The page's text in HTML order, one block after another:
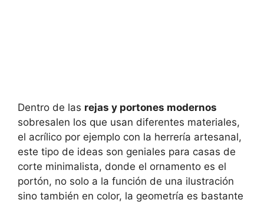
Dentro de las rejas y portones modernos
sobresalen los que usan diferentes materiales,
el acrílico por ejemplo con la herrería artesanal,
este tipo de ideas son geniales para casas de
corte minimalista, donde el ornamento es el
portón, no solo a la función de una ilustración
sino también en color, la geometría es bastante